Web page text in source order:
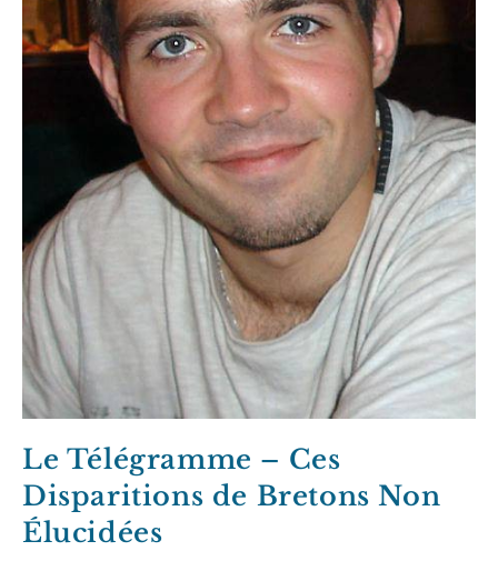
Le Télégramme – Ces
Disparitions de Bretons Non
Élucidées